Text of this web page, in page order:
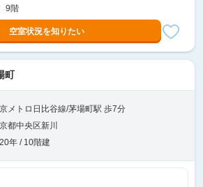
9階
空室状況を知りたい
町
メトロ日比谷線/茅場町駅 歩7分
都中央区新川
年 / 10階建